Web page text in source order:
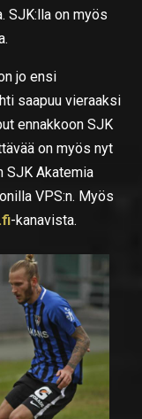
SJK:lla on myös
jo ensi
saapuu vieraaksi
ennakkoon SJK
on myös nyt
SJK Akatemia
VPS:n. Myös
-kanavista.